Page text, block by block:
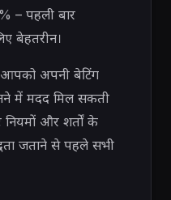
– पहली बार
बेहतरीन।
अपनी बेटिंग
में मदद मिल सकती
नियमों और शर्तों के
जताने से पहले सभी